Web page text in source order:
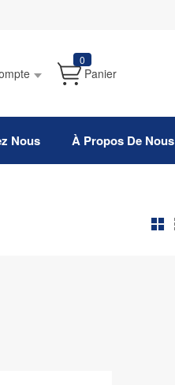
0
Panier
Nous À Propos De Nous